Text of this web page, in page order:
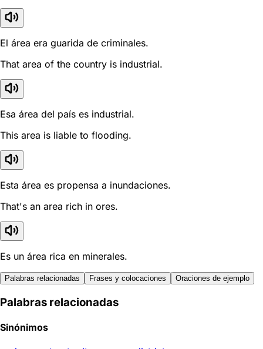
El área era guarida de criminales.
That area of the country is industrial.
Esa área del país es industrial.
This area is liable to flooding.
Esta área es propensa a inundaciones.
That's an area rich in ores.
Es un área rica en minerales.
Palabras relacionadas Frases y colocaciones Oraciones de ejemplo
Palabras relacionadas
Sinónimos